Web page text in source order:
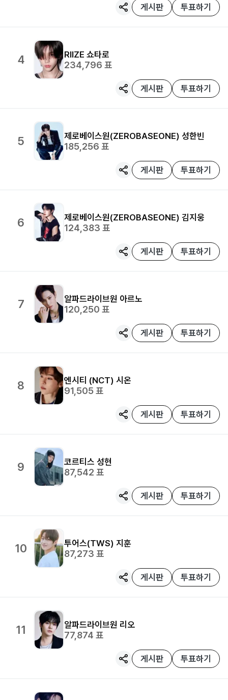
게시판 투표하기
4 RIIZE 쇼타로
234,796 표
게시판 투표하기
5 제로베이스원(ZEROBASEONE) 성한빈
185,256 표
게시판 투표하기
6 제로베이스원(ZEROBASEONE) 김지웅
124,383 표
게시판 투표하기
7 알파드라이브원 아르노
120,250 표
게시판 투표하기
8 엔시티 (NCT) 시온
91,505표
게시판 투표하기
9 코르티스 성현
87,542 표
게시판 투표하기
10 투어스(TWS) 지훈
87,273 표
게시판 투표하기
11 알파드라이브원 리오
77,874 표
게시판 투표하기